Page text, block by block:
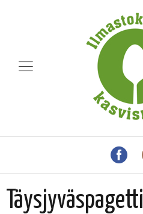
Täysjyväspagetti